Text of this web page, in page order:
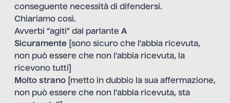
conseguente necessità di difendersi.
Chiariamo così.
Avverbi “agiti” dal parlante A
Sicuramente [sono sicuro che l’abbia ricevuta,
non può essere che non l’abbia ricevuta, la
ricevono tutti]
Molto strano [metto in dubbio la sua affermazione,
non può essere che non l’abbia ricevuta, sta